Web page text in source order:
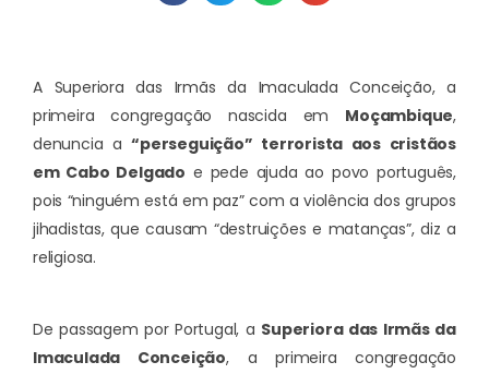
A Superiora das Irmãs da Imaculada Conceição, a
primeira congregação nascida em Moçambique,
denuncia a“perseguição” terrorista aos cristãos
em Cabo Delgado e pede ajuda ao povo português,
pois “ninguém está em paz” com a violência dos grupos
jihadistas, que causam “destruições e matanças”, diz a
religiosa.
De passagem por Portugal, a Superiora das Irmãs da
Imaculada Conceição, a primeira congregação